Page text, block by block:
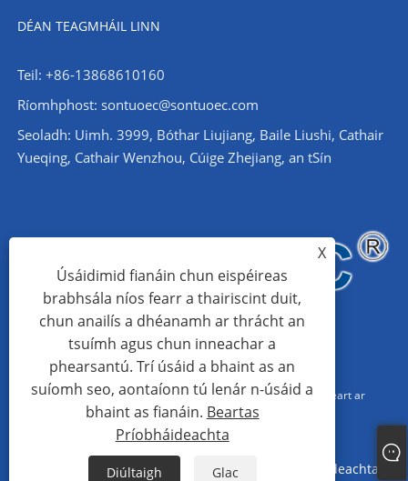
DÉAN TEAGMHÁIL LINN
Teil: +86-13868610160
Ríomhphost: sontuoec@sontuoec.com
Seoladh: Uimh. 3999, Bóthar Liujiang, Baile Liushi, Cathair
Yueqing, Cathair Wenzhou, Cúige Zhejiang, an tSín
Cóipcheart © 2024 Wenzhou Santuo Electrical Co., Ltd. Gach ceart ar
Sitemap RSS Beartas Príobháideachta
X
Úsáidimid fianáin chun eispéireas
brabhsála níos fearr a thairiscint duit,
chun anailís a dhéanamh ar thrácht an
tsuímh agus chun inneachar a
phearsantú. Trí úsáid a bhaint as an
suíomh seo, aontaíonn tú lenár n-úsáid a
bhaint as fianáin. Beartas
Príobháideachta
Diúltaigh Glac